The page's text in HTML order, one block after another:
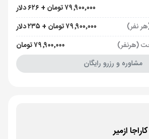
۷۹٬۹۰۰٬۰۰۰ تومان + ۶۲۶ دلار
نفر)
۷۹٬۹۰۰٬۰۰۰ تومان + ۲۳۵ دلار
(هرنفر)
۷۹٬۹۰۰٬۰۰۰ تومان
مشاوره و رزرو رایگان
ازمیر